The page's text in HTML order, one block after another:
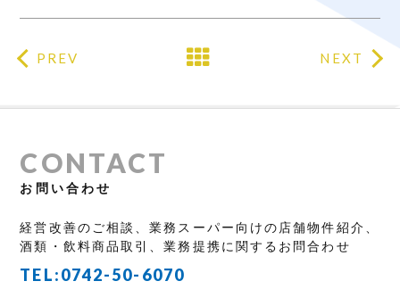
PREV NEXT
CONTACT
お問い合わせ
経営改善のご相談、業務スーパー向けの店舗物件紹介、
酒類・飲料商品取引、業務提携に関するお問合わせ
TEL:0742-50-6070